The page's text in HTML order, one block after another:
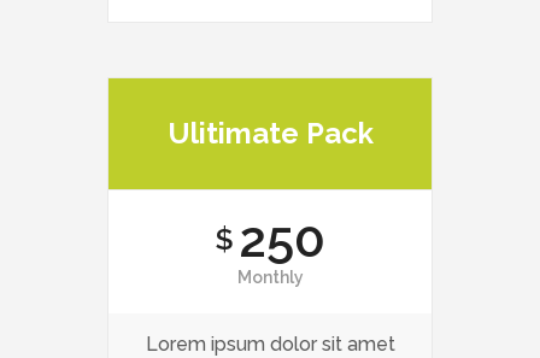
Ulitimate Pack
$ 250
Monthly
Lorem ipsum dolor sit amet